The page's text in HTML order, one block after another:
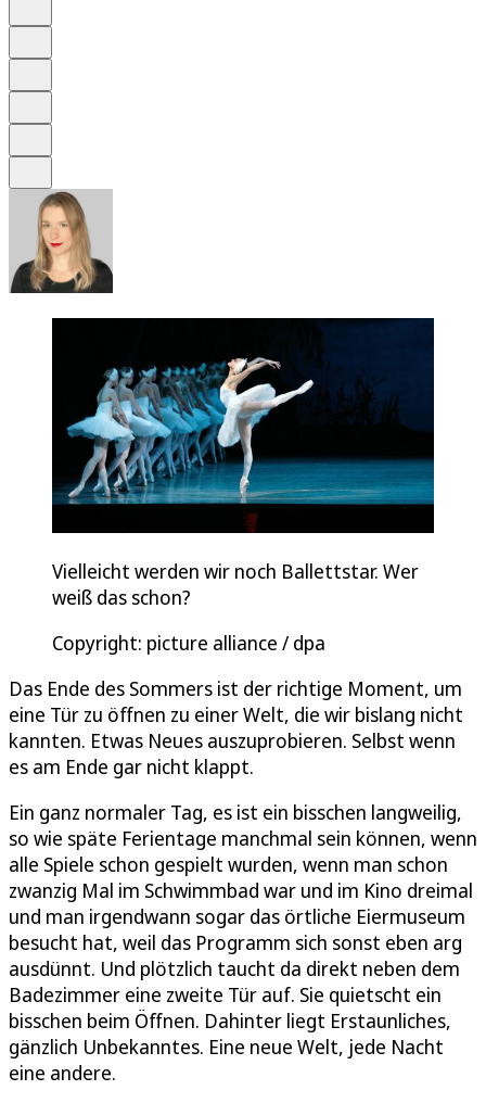
Vielleicht werden wir noch Ballettstar. Wer
weiß das schon?
Copyright: picture alliance / dpa
Das Ende des Sommers ist der richtige Moment, um
eine Tür zu öffnen zu einer Welt, die wir bislang nicht
kannten. Etwas Neues auszuprobieren. Selbst wenn
es am Ende gar nicht klappt.
Ein ganz normaler Tag, es ist ein bisschen langweilig,
so wie späte Ferientage manchmal sein können, wenn
alle Spiele schon gespielt wurden, wenn man schon
zwanzig Mal im Schwimmbad war und im Kino dreimal
und man irgendwann sogar das örtliche Eiermuseum
besucht hat, weil das Programm sich sonst eben arg
ausdünnt. Und plötzlich taucht da direkt neben dem
Badezimmer eine zweite Tür auf. Sie quietscht ein
bisschen beim Öffnen. Dahinter liegt Erstaunliches,
gänzlich Unbekanntes. Eine neue Welt, jede Nacht
eine andere.